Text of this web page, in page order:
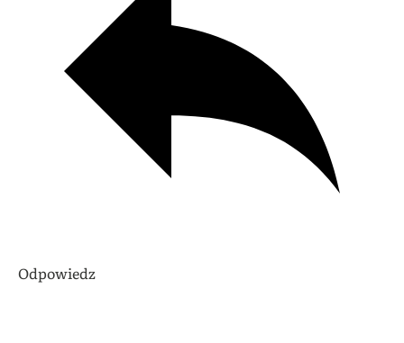
Odpowiedz